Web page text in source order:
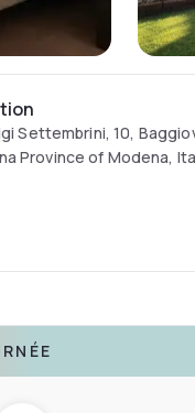
Settembrini, 10,
Province of Modena,